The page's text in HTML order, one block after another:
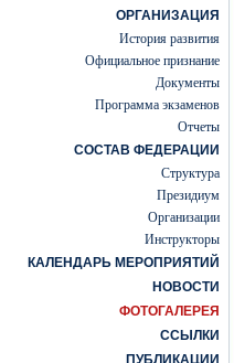
ОРГАНИЗАЦИЯ
История развития
Официальное признание
Документы
Программа экзаменов
Отчеты
СОСТАВ ФЕДЕРАЦИИ
Структура
Президиум
Организации
Инструкторы
КАЛЕНДАРЬ МЕРОПРИЯТИЙ
НОВОСТИ
ФОТОГАЛЕРЕЯ
ССЫЛКИ
ПУБЛИКАЦИИ